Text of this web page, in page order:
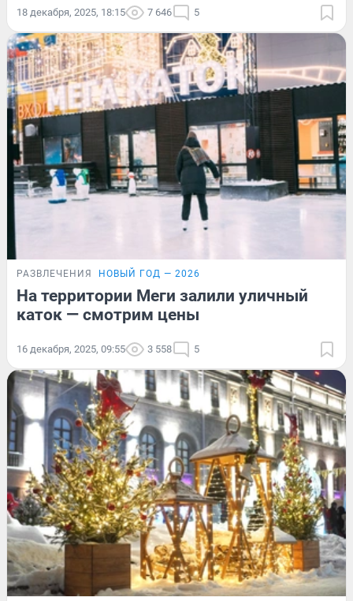
18 декабря, 2025, 18:15 7 646 5
РАЗВЛЕЧЕНИЯ НОВЫЙ ГОД — 2026
На территории Меги залили уличный
каток — смотрим цены
16 декабря, 2025, 09:55 3 558 5